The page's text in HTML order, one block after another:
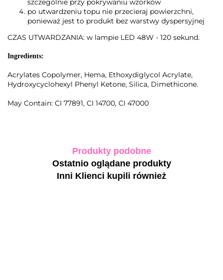
szczególnie przy pokrywaniu wzorków
po utwardzeniu topu nie przecieraj powierzchni,
ponieważ jest to produkt bez warstwy dyspersyjnej
CZAS UTWARDZANIA: w lampie LED 48W - 120 sekund.
Ingredients:
Acrylates Copolymer, Hema, Ethoxydiglycol Acrylate,
Hydroxycyclohexyl Phenyl Ketone, Silica, Dimethicone.
May Contain: CI 77891, CI 14700, CI 47000
Produkty podobne
Ostatnio oglądane produkty
Inni Klienci kupili również